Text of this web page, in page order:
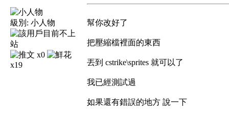
級別: 小人物
x0
x19
幫你改好了
把壓縮檔裡面的東西
丟到 cstrike\sprites 就可以了
我已經測試過
如果還有錯誤的地方 說一下